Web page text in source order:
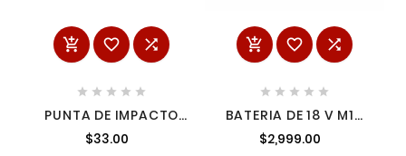
  
    
PUNTA DE IMPACTO
CUADRADA NO2 X 2"
MILWAUKEE
$33.00
  
    
BATERIA DE 18 V M18
REDLITHIUM
MILWAUKEE 48111850
$2,999.00